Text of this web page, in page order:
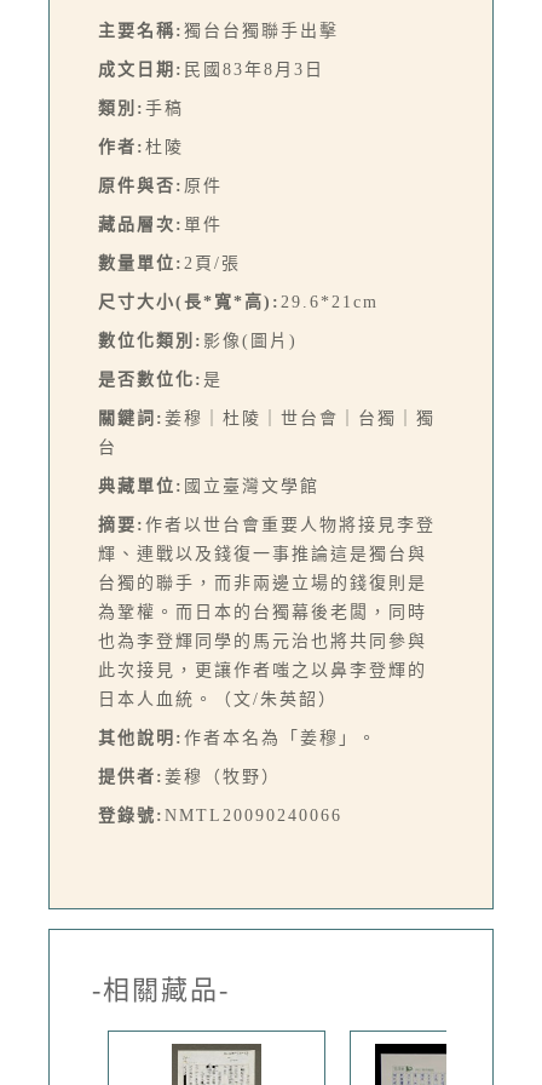
主要名稱: 獨台台獨聯手出擊
成文日期: 民國83年8月3日
類別: 手稿
作者: 杜陵
原件與否: 原件
藏品層次: 單件
數量單位: 2頁/張
尺寸大小(長*寬*高): 29.6*21cm
數位化類別: 影像(圖片)
是否數位化: 是
關鍵詞: 姜穆｜杜陵｜世台會｜台獨｜獨
台
典藏單位: 國立臺灣文學館
摘要: 作者以世台會重要人物將接見李登
輝、連戰以及錢復一事推論這是獨台與
台獨的聯手，而非兩邊立場的錢復則是
為鞏權。而日本的台獨幕後老闆，同時
也為李登輝同學的馬元治也將共同參與
此次接見，更讓作者嗤之以鼻李登輝的
日本人血統。（文/朱英韶）
其他說明: 作者本名為「姜穆」。
提供者: 姜穆（牧野）
登錄號: NMTL20090240066
-相關藏品-